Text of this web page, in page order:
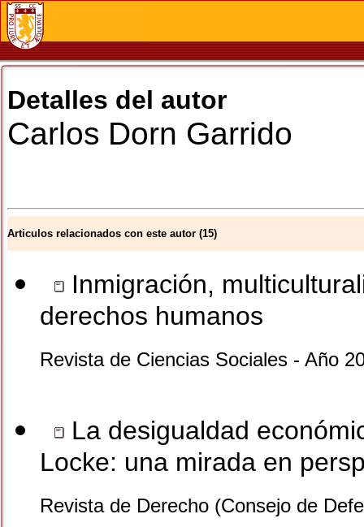
Detalles del autor
Carlos Dorn Garrido
Articulos relacionados con este autor (15)
Inmigración,
derechos humanos
Revista de Ciencias Sociales - Año
La desigualdad
Locke: una mirada en
Revista de Derecho (Consejo de